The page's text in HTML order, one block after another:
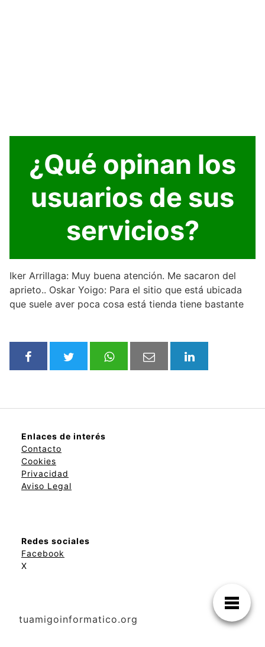
¿Qué opinan los
usuarios de sus
servicios?
Iker Arrillaga: Muy buena atención. Me sacaron del
aprieto.. Oskar Yoigo: Para el sitio que está ubicada
que suele aver poca cosa está tienda tiene bastante
Enlaces de interés
Contacto
Cookies
Privacidad
Aviso Legal
Redes sociales
Facebook
X
tuamigoinformatico.org